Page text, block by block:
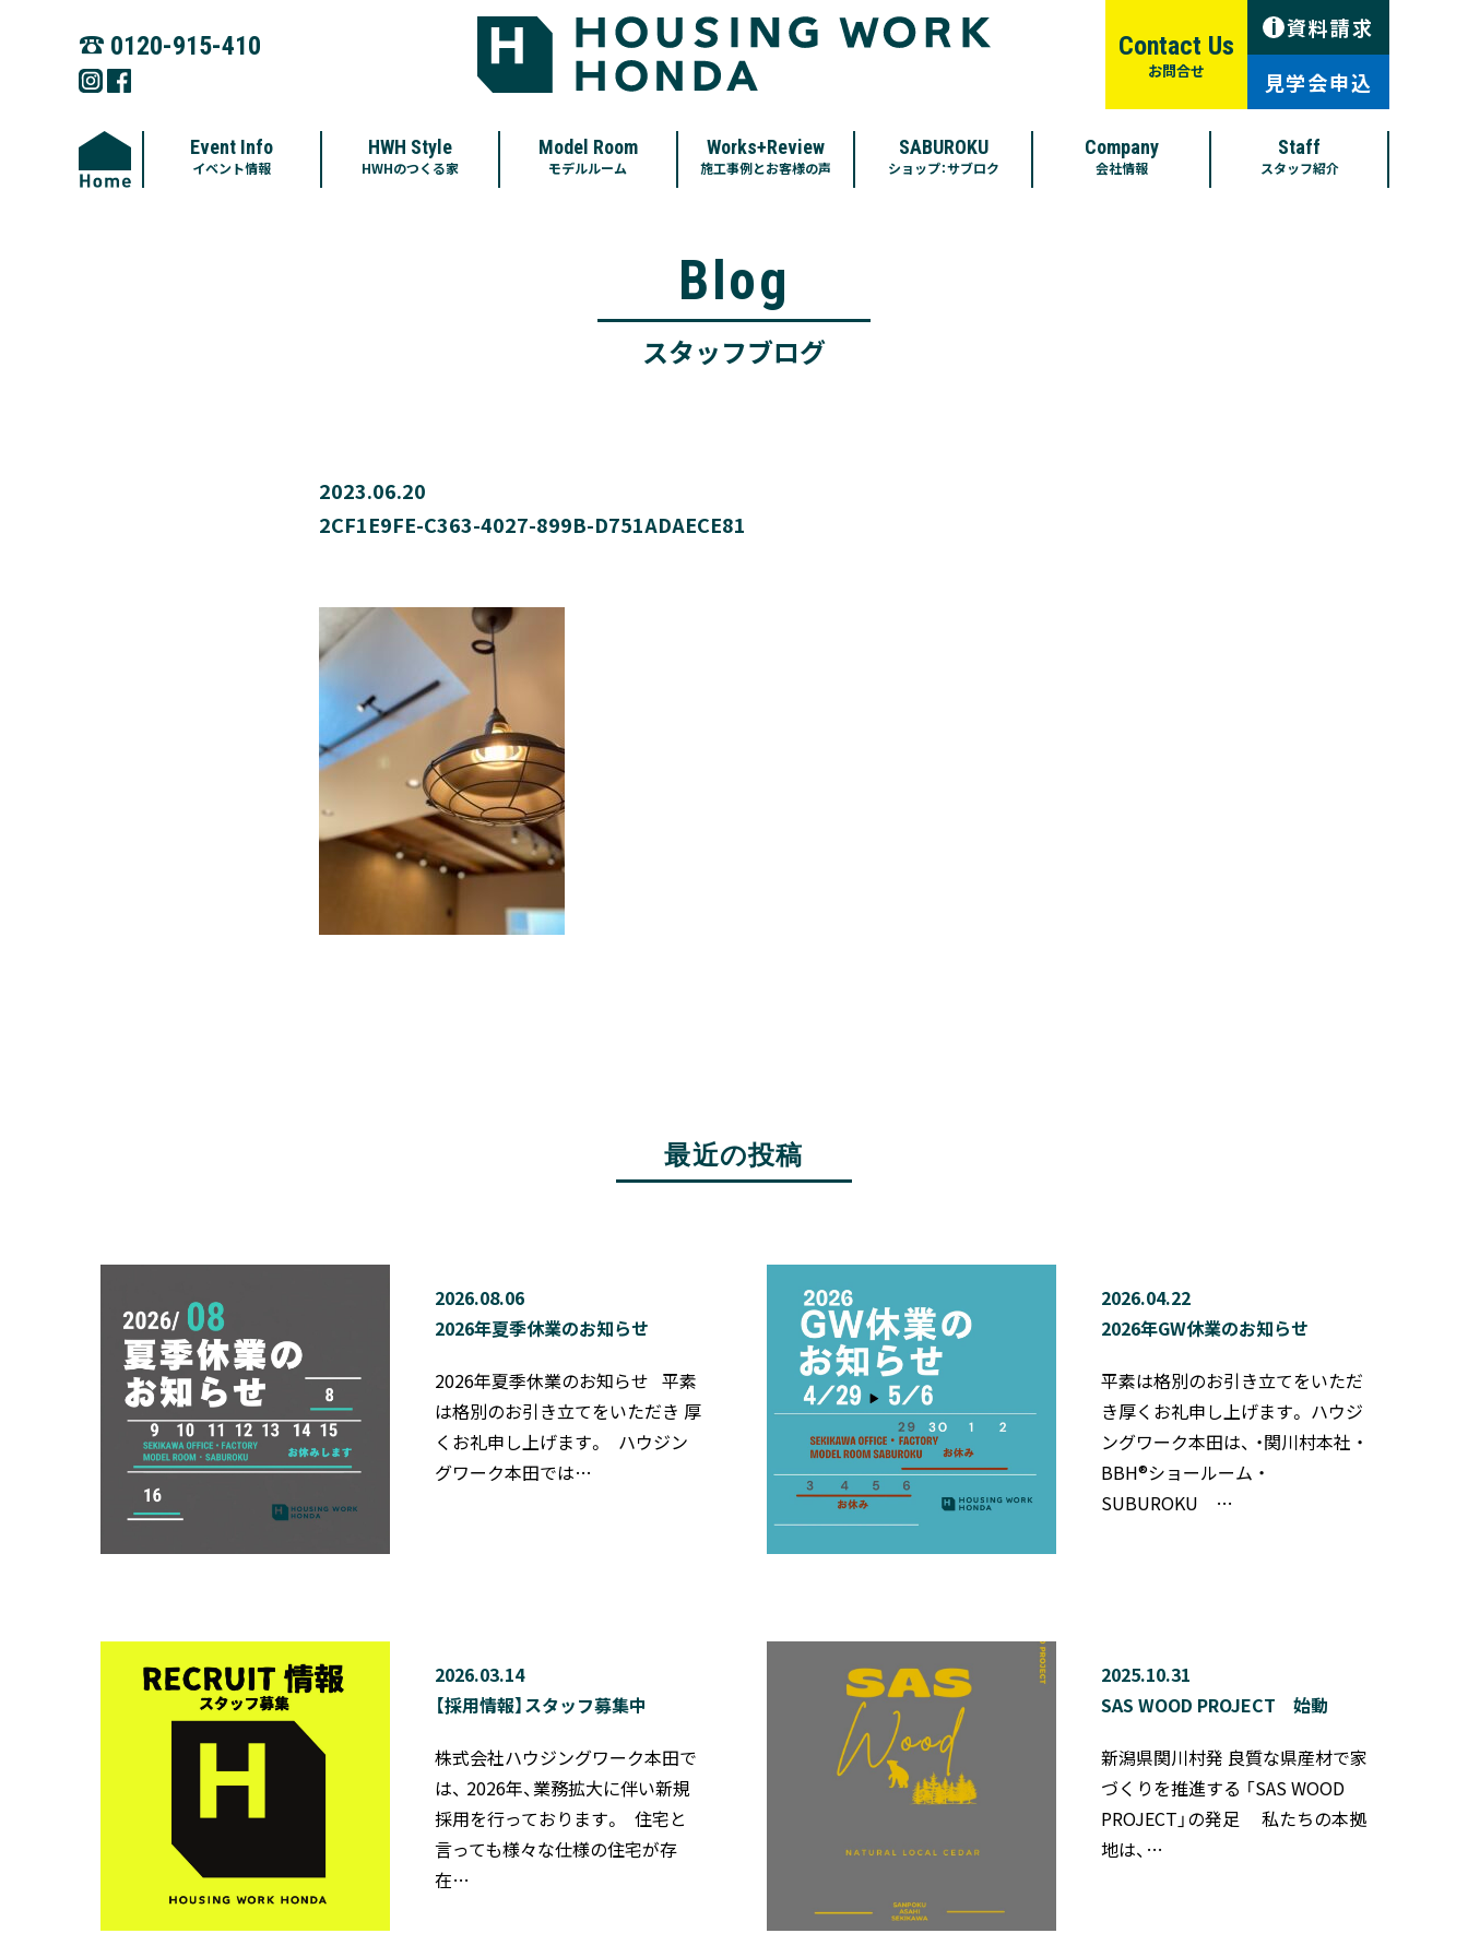
☎︎ 0120-915-410 Contact Us
お問合せ
i 資料請求
見学会申込
Event Info
イベント情報
HWH Style
HWHのつくる家
Model Room
モデルルーム
Works+Review
施工事例とお客様の声
SABUROKU
ショップ：サブロク
Company
会社情報
Staff
スタッフ紹介
Blog
スタッフブログ
2023.06.20
2CF1E9FE-C363-4027-899B-D751ADAECE81
最近の投稿
2026.08.06
2026年夏季休業のお知らせ
2026年夏季休業のお知らせ 平素
は格別のお引き立てをいただき 厚
くお礼申し上げます。 ハウジン
グワーク本田では…
2026.04.22
2026年GW休業のお知らせ
平素は格別のお引き立てをいただ
き厚くお礼申し上げます。 ハウジ
ングワーク本田は、 ・関川村本社 ・
BBH®ショールーム ・
SUBUROKU …
2026.03.14
【採用情報】スタッフ募集中
株式会社ハウジングワーク本田で
は、 2026年、業務拡大に伴い新規
採用を行っております。 住宅と
言っても様々な仕様の住宅が存
在…
2025.10.31
SAS WOOD PROJECT 始動
新潟県関川村発 良質な県産材で家
づくりを推進する 「SAS WOOD
PROJECT」の発足 私たちの本拠
地は、…